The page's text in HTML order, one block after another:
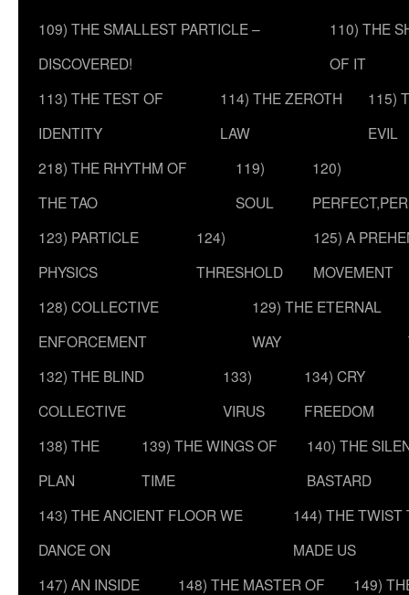
109) THE SMALLEST PARTICLE –
DISCOVERED!
110) THE
OF IT
113) THE TEST OF
IDENTITY
114) THE ZEROTH
LAW
115)
EVIL
218) THE RHYTHM OF
THE TAO
119)
SOUL
120)
123) PARTICLE
PHYSICS
124)
THRESHOLD
125) A
MOVEMENT
128) COLLECTIVE
ENFORCEMENT
129) THE ETERNAL
WAY
132) THE BLIND
COLLECTIVE
133)
VIRUS
134) CRY
FREEDOM
138) THE
PLAN
139) THE WINGS OF
TIME
140) THE
BASTARD
143) THE ANCIENT FLOOR WE
DANCE ON
144) THE TWIST
MADE US
147) AN INSIDE
148) THE MASTER OF
149)